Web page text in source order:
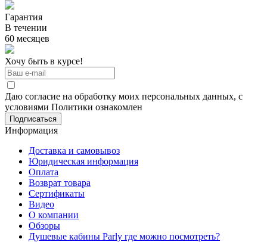
Гарантия
В течении
60 месяцев
Хочу быть в курсе!
Даю согласие на обработку моих персональных данных, с
условиями Политики ознакомлен
Информация
Доставка и самовывоз
Юридическая информация
Оплата
Возврат товара
Сертификаты
Видео
О компании
Обзоры
Душевые кабины Parly где можно посмотреть?